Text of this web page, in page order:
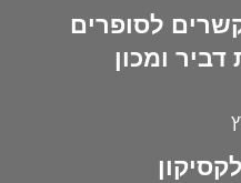
לסופרים
ומכון